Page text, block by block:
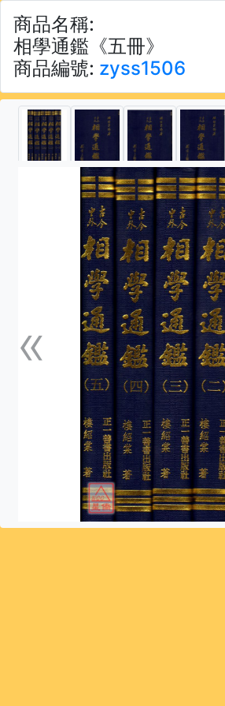
商品名稱:
相學通鑑《五冊》
商品編號: zyss1506
«上一張